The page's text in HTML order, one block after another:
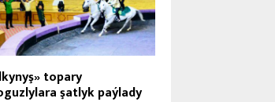
topary
şatlyk paýlady